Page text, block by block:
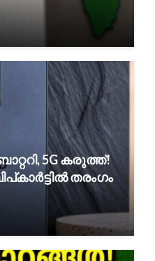
5G കരുത്ത്!
തരംഗം